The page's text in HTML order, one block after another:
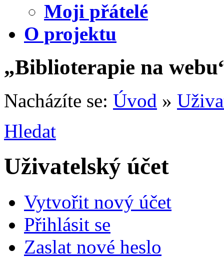
Moji přátelé
O projektu
„Biblioterapie na
Nacházíte se: Úvod »
Hledat
Uživatelský účet
Vytvořit nový účet
Přihlásit se
Zaslat nové heslo